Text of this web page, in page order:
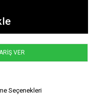
VER
Seçenekleri